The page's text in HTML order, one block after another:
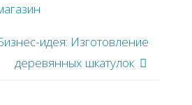
идея: Изготовление
деревянных шкатулок